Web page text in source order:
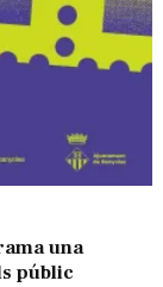
una
públic